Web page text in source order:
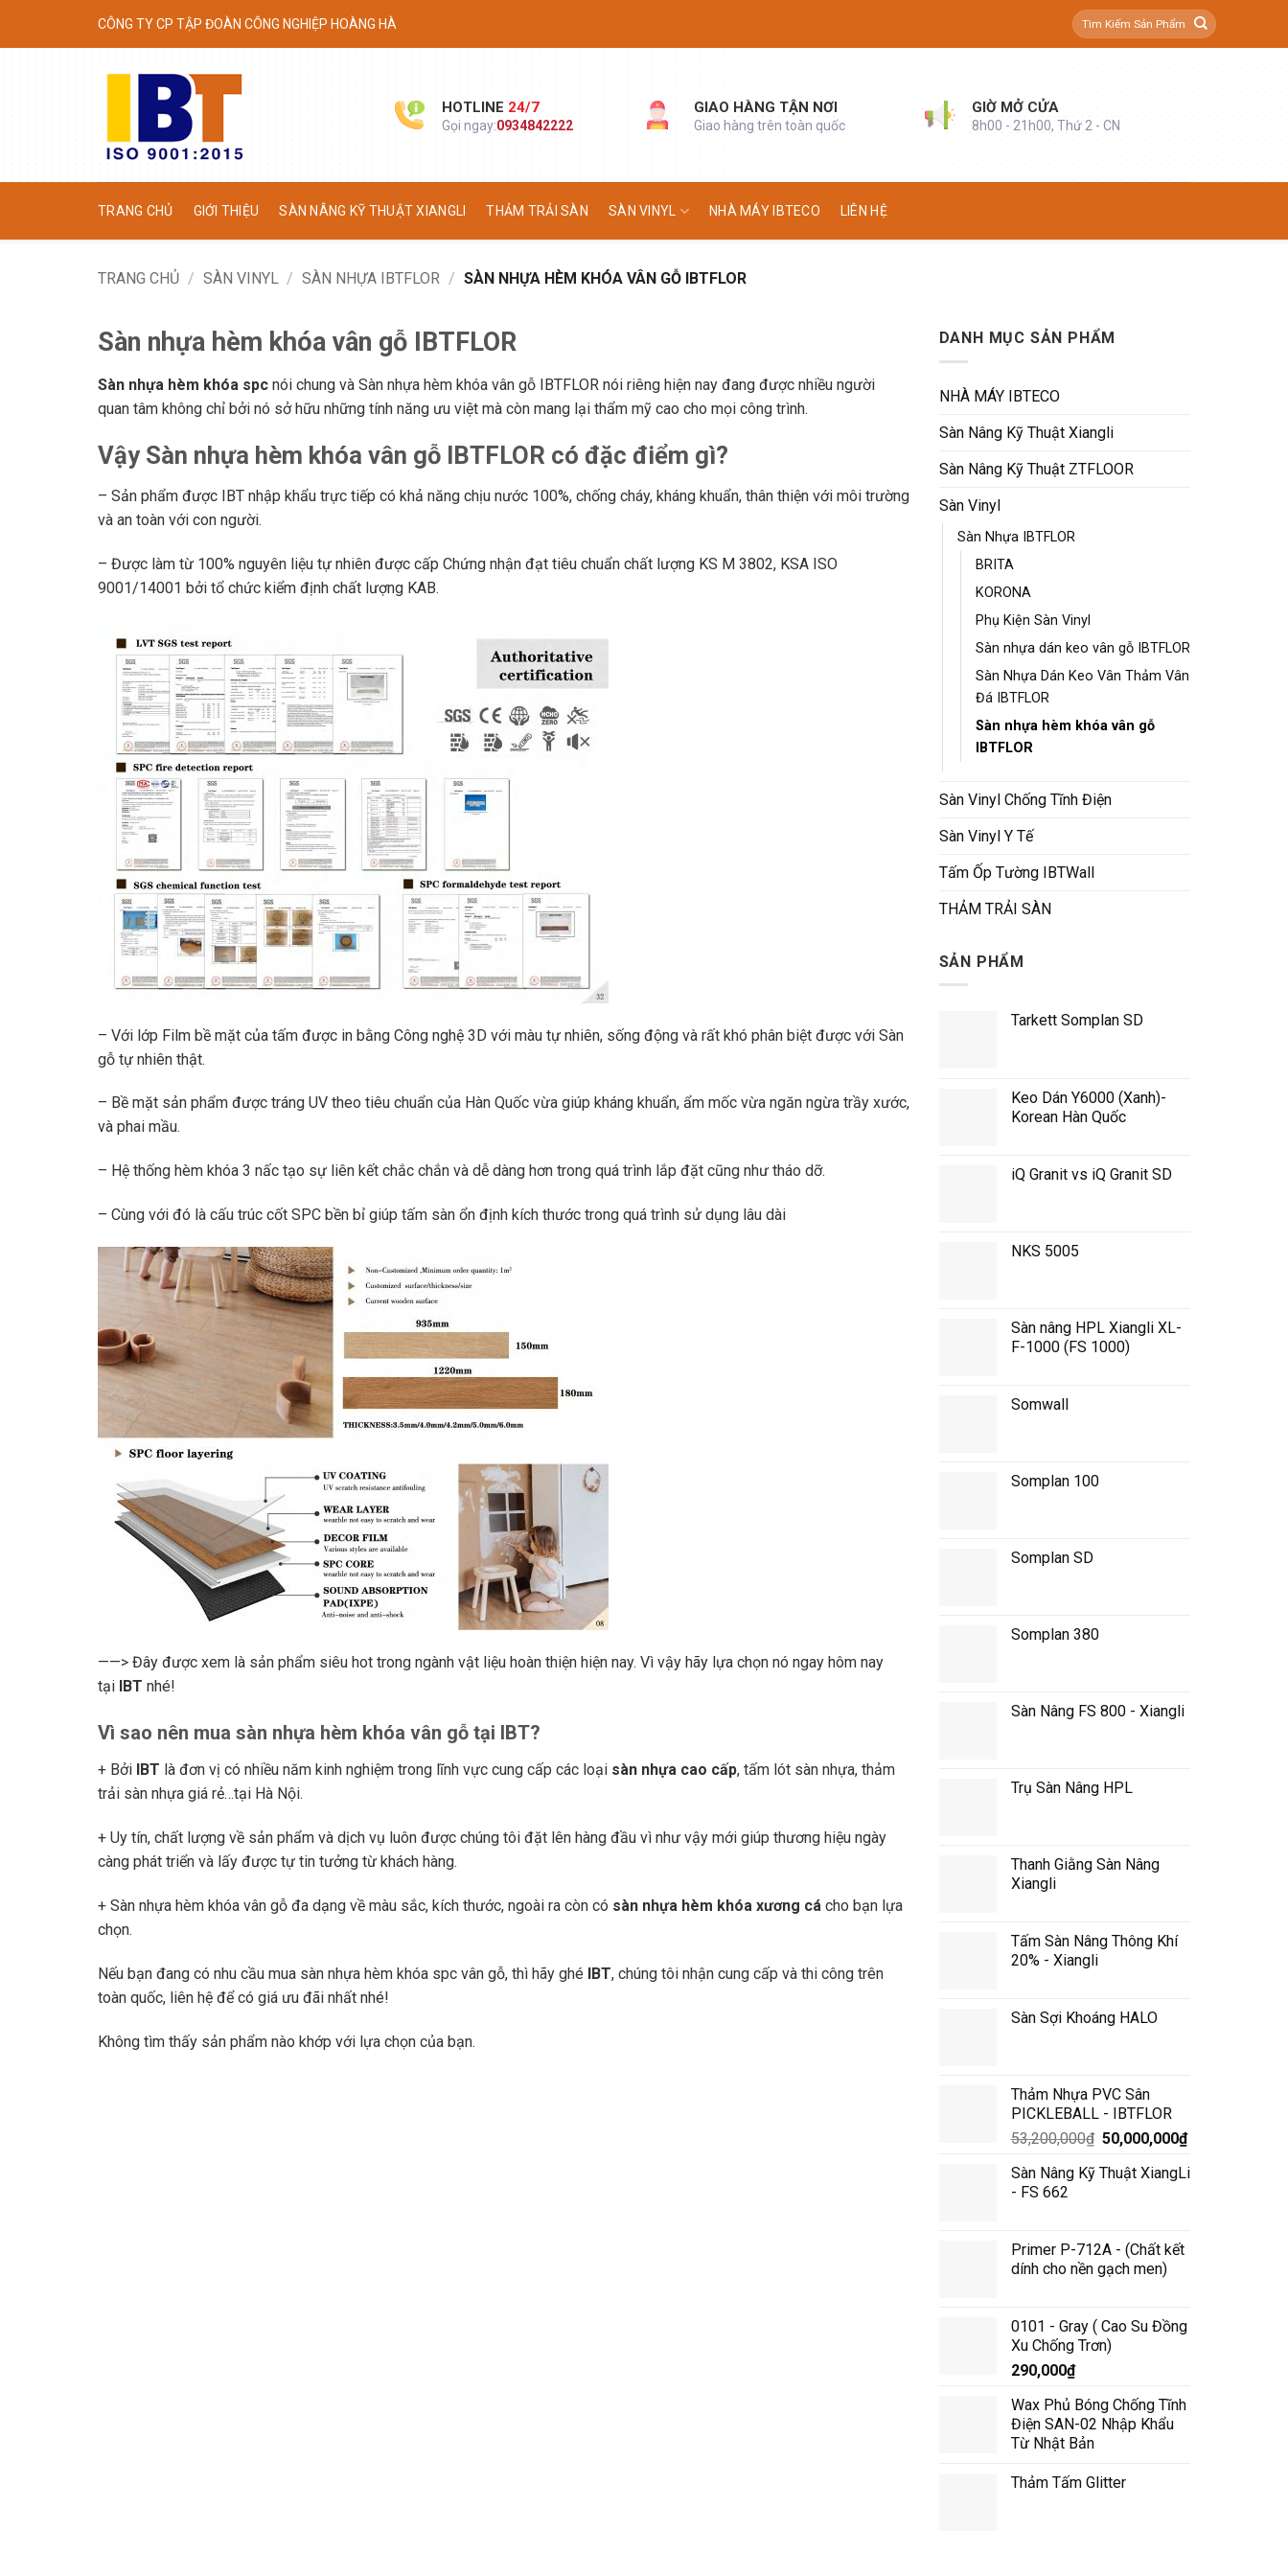
content
CÔNG TY CP TẬP ĐOÀN CÔNG NGHIỆP HOÀNG HÀ
Tìm
kiếm:
HOTLINE24/7
Gọi ngay:0934842222
GIAO HÀNG TẬN NƠI
Giao hàng trên toàn quốc
GIỜ MỞ CỬA
8h00 - 21h00, Thứ 2 - CN
TRANG CHỦ GIỚI THIỆU SÀN NÂNG KỸ THUẬT XIANGLI THẢM TRẢI SÀN SÀN VINYL NHÀ MÁY IBTECO LIÊN HỆ
TRANG CHỦ / SÀN VINYL / SÀN NHỰA IBTFLOR / SÀN NHỰA HÈM KHÓA VÂN GỖ IBTFLOR
Sàn nhựa hèm khóa vân gỗ IBTFLOR
Sàn nhựa hèm khóa spc nói chung và Sàn nhựa hèm khóa vân gỗ IBTFLOR nói riêng hiện nay đang được nhiều người
quan tâm không chỉ bởi nó sở hữu những tính năng ưu việt mà còn mang lại thẩm mỹ cao cho mọi công trình.
Vậy Sàn nhựa hèm khóa vân gỗ IBTFLOR có đặc điểm gì?
– Sản phẩm được IBT nhập khẩu trực tiếp có khả năng chịu nước 100%, chống cháy, kháng khuẩn, thân thiện với môi trường
và an toàn với con người.
– Được làm từ 100% nguyên liệu tự nhiên được cấp Chứng nhận đạt tiêu chuẩn chất lượng KS M 3802, KSA ISO
9001/14001 bởi tổ chức kiểm định chất lượng KAB.
– Với lớp Film bề mặt của tấm được in bằng Công nghệ 3D với màu tự nhiên, sống động và rất khó phân biệt được với Sàn
gỗ tự nhiên thật.
– Bề mặt sản phẩm được tráng UV theo tiêu chuẩn của Hàn Quốc vừa giúp kháng khuẩn, ẩm mốc vừa ngăn ngừa trầy xước,
và phai mầu.
– Hệ thống hèm khóa 3 nấc tạo sự liên kết chắc chắn và dễ dàng hơn trong quá trình lắp đặt cũng như tháo dỡ.
– Cùng với đó là cấu trúc cốt SPC bền bỉ giúp tấm sàn ổn định kích thước trong quá trình sử dụng lâu dài
——> Đây được xem là sản phẩm siêu hot trong ngành vật liệu hoàn thiện hiện nay. Vì vậy hãy lựa chọn nó ngay hôm nay
tại IBT nhé!
Vì sao nên mua sàn nhựa hèm khóa vân gỗ tại IBT?
+ Bởi IBT là đơn vị có nhiều năm kinh nghiệm trong lĩnh vực cung cấp các loại sàn nhựa cao cấp, tấm lót sàn nhựa, thảm
trải sàn nhựa giá rẻ…tại Hà Nội.
+ Uy tín, chất lượng về sản phẩm và dịch vụ luôn được chúng tôi đặt lên hàng đầu vì như vậy mới giúp thương hiệu ngày
càng phát triển và lấy được tự tin tưởng từ khách hàng.
+ Sàn nhựa hèm khóa vân gỗ đa dạng về màu sắc, kích thước, ngoài ra còn có sàn nhựa hèm khóa xương cá cho bạn lựa
chọn.
Nếu bạn đang có nhu cầu mua sàn nhựa hèm khóa spc vân gỗ, thì hãy ghé IBT, chúng tôi nhận cung cấp và thi công trên
toàn quốc, liên hệ để có giá ưu đãi nhất nhé!
Không tìm thấy sản phẩm nào khớp với lựa chọn của bạn.
DANH MỤC SẢN PHẨM
NHÀ MÁY IBTECO
Sàn Nâng Kỹ Thuật Xiangli
Sàn Nâng Kỹ Thuật ZTFLOOR
Sàn Vinyl
Sàn Nhựa IBTFLOR
BRITA
KORONA
Phụ Kiện Sàn Vinyl
Sàn nhựa dán keo vân gỗ IBTFLOR
Sàn Nhựa Dán Keo Vân Thảm Vân
Đá IBTFLOR
Sàn nhựa hèm khóa vân gỗ
IBTFLOR
Sàn Vinyl Chống Tĩnh Điện
Sàn Vinyl Y Tế
Tấm Ốp Tường IBTWall
THẢM TRẢI SÀN
SẢN PHẨM
Tarkett Somplan SD
Keo Dán Y6000 (Xanh)-
Korean Hàn Quốc
iQ Granit vs iQ Granit SD
NKS 5005
Sàn nâng HPL Xiangli XL-
F-1000 (FS 1000)
Somwall
Somplan 100
Somplan SD
Somplan 380
Sàn Nâng FS 800 - Xiangli
Trụ Sàn Nâng HPL
Thanh Giằng Sàn Nâng
Xiangli
Tấm Sàn Nâng Thông Khí
20% - Xiangli
Sàn Sợi Khoáng HALO
Thảm Nhựa PVC Sân
PICKLEBALL - IBTFLOR
53,200,000₫ Giá
là:
50,000,000₫Giá
tại
Sàn Nâng Kỹ Thuật XiangLi
- FS 662
Primer P-712A - (Chất kết
dính cho nền gạch men)
0101 - Gray ( Cao Su Đồng
Xu Chống Trơn)
290,000₫
Wax Phủ Bóng Chống Tĩnh
Điện SAN-02 Nhập Khẩu
Từ Nhật Bản
Thảm Tấm Glitter